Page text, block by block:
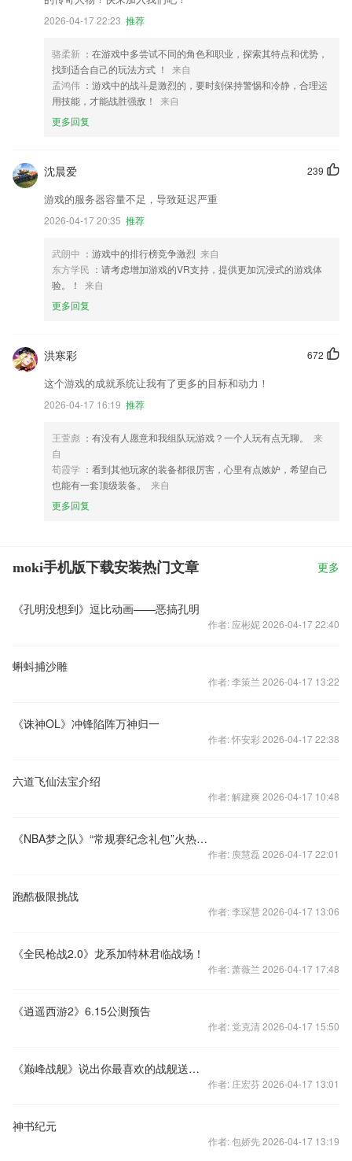
2026-04-17 22:23 推荐
骆柔新 ：在游戏中多尝试不同的角色和职业，探索其特点和优势，
找到适合自己的玩法方式 ！
来自
孟鸿伟 ：游戏中的战斗是激烈的，要时刻保持警惕和冷静，合理运
用技能，才能战胜强敌！
来自
更多回复
239
沈晨爱
游戏的服务器容量不足，导致延迟严重
2026-04-17 20:35 推荐
武朗中 ：游戏中的排行榜竞争激烈 来自
东方学民 ：请考虑增加游戏的VR支持，提供更加沉浸式的游戏体
验。！
来自
更多回复
672
洪寒彩
这个游戏的成就系统让我有了更多的目标和动力！
2026-04-17 16:19 推荐
王萱彪 ：有没有人愿意和我组队玩游戏？一个人玩有点无聊。
来
自
荀霞学 ：看到其他玩家的装备都很厉害，心里有点嫉妒，希望自己
也能有一套顶级装备。
来自
更多回复
moki手机版下载安装热门文章 更多
《孔明没想到》逗比动画——恶搞孔明
作者: 应彬妮 2026-04-17 22:40
蝌蚪捕沙雕
作者: 李策兰 2026-04-17 13:22
《诛神OL》冲锋陷阵万神归一
作者: 怀安彩 2026-04-17 22:38
六道飞仙法宝介绍
作者: 解建爽 2026-04-17 10:48
《NBA梦之队》“常规赛纪念礼包”火热上线
作者: 庾慧磊 2026-04-17 22:01
跑酷极限挑战
作者: 李琛慧 2026-04-17 13:06
《全民枪战2.0》龙系加特林君临战场！
作者: 萧薇兰 2026-04-17 17:48
《逍遥西游2》6.15公测预告
作者: 党克清 2026-04-17 15:50
《巅峰战舰》说出你最喜欢的战舰送话费
作者: 庄宏芬 2026-04-17 13:01
神书纪元
作者: 包娇先 2026-04-17 13:19